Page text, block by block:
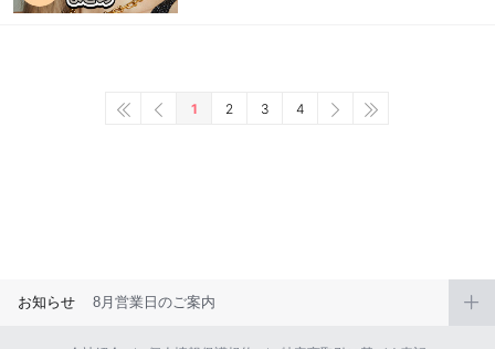
1 2 3 4
お知らせ 8月営業日のご案内